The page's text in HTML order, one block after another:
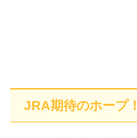
JRA期待のホープ！